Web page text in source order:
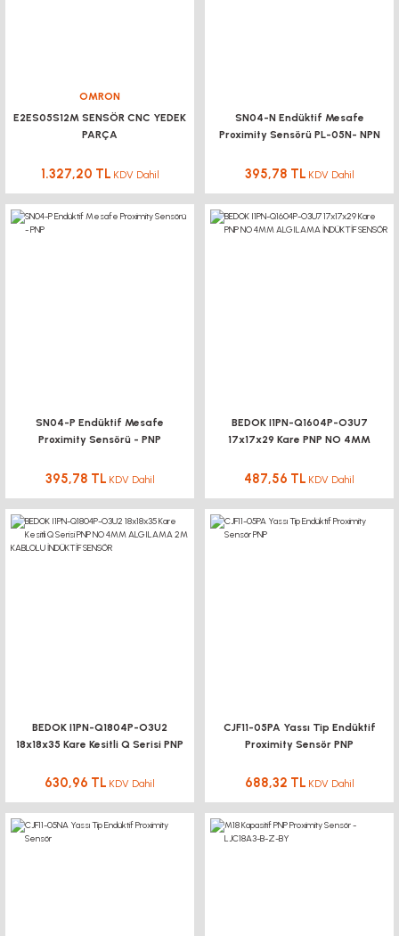
OMRON
E2ES05S12M SENSÖR CNC YEDEK
PARÇA
1.327,20 TL KDV Dahil
SN04-N Endüktif Mesafe
Proximity Sensörü PL-05N- NPN
395,78 TL KDV Dahil
SN04-P Endüktif Mesafe
Proximity Sensörü - PNP
395,78 TL KDV Dahil
BEDOK I1PN-Q1604P-O3U7
17x17x29 Kare PNP NO 4MM
487,56 TL KDV Dahil
BEDOK I1PN-Q1804P-O3U2
18x18x35 Kare Kesitli Q Serisi PNP
İNDÜKTİF SENSÖR
630,96 TL KDV Dahil
CJF11-05PA Yassı Tip Endüktif
Proximity Sensör PNP
688,32 TL KDV Dahil